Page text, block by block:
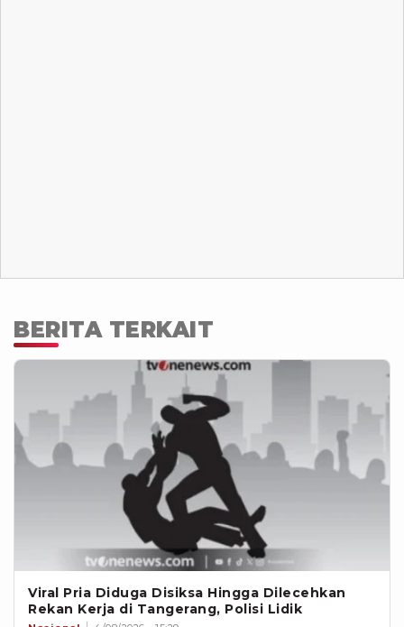
BERITA TERKAIT
Viral Pria Diduga Disiksa Hingga Dilecehkan
Rekan Kerja di Tangerang, Polisi Lidik